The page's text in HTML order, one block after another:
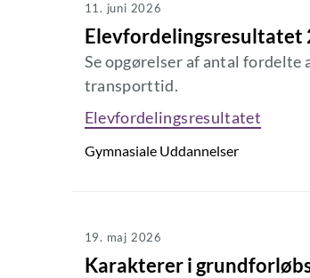
11. juni 2026
Elevfordelingsresultatet
Se opgørelser af antal
transporttid.
Elevfordelingsresultatet
Gymnasiale Uddannelser
19. maj 2026
Karakterer i